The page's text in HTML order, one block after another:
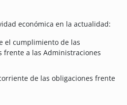
económica en la actualidad:
el cumplimiento de las
a las Administraciones
de las obligaciones frente